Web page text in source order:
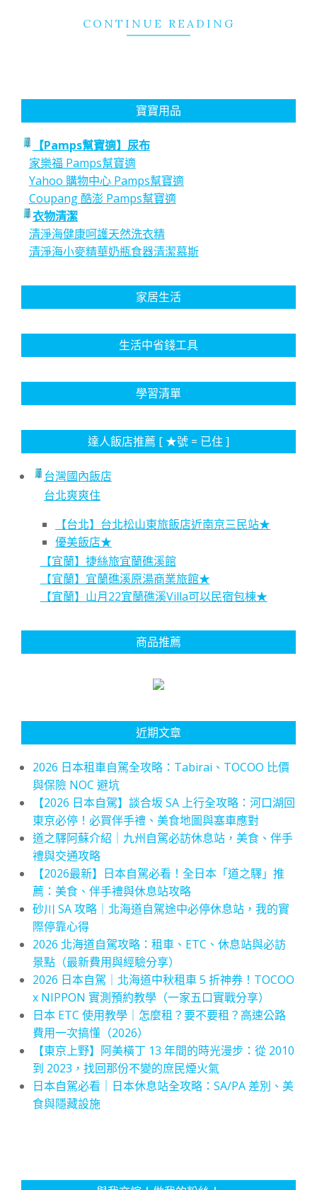
CONTINUE READING
寶寶用品
【Pamps幫寶適】尿布
家樂福 Pamps幫寶適
Yahoo 購物中心 Pamps幫寶適
Coupang 酷澎 Pamps幫寶適
衣物清潔
清淨海健康呵護天然洗衣精
清淨海小麥精華奶瓶食器清潔慕斯
家居生活
生活中省錢工具
學習清單
達人飯店推薦 [ ★號 = 已住 ]
台灣國內飯店
台北爽爽住
【台北】台北松山東旅飯店近南京三民站★
優美飯店★
【宜蘭】捷絲旅宜蘭礁溪館
【宜蘭】宜蘭礁溪原湯商業旅館★
【宜蘭】山月22宜蘭礁溪Villa可以民宿包棟★
商品推薦
近期文章
2026 日本租車自駕全攻略：Tabirai、TOCOO 比價
與保險 NOC 避坑
【2026 日本自駕】談合坂 SA 上行全攻略：河口湖回
東京必停！必買伴手禮、美食地圖與塞車應對
道之驛阿蘇介紹｜九州自駕必訪休息站，美食、伴手
禮與交通攻略
【2026最新】日本自駕必看！全日本「道之驛」推
薦：美食、伴手禮與休息站攻略
砂川 SA 攻略｜北海道自駕途中必停休息站，我的實
際停靠心得
2026 北海道自駕攻略：租車、ETC、休息站與必訪
景點（最新費用與經驗分享）
2026 日本自駕｜北海道中秋租車 5 折神券！TOCOO
x NIPPON 實測預約教學（一家五口實戰分享）
日本 ETC 使用教學｜怎麼租？要不要租？高速公路
費用一次搞懂（2026）
【東京上野】阿美橫丁 13 年間的時光漫步：從 2010
到 2023，找回那份不變的庶民煙火氣
日本自駕必看｜日本休息站全攻略：SA/PA 差別、美
食與隱藏設施